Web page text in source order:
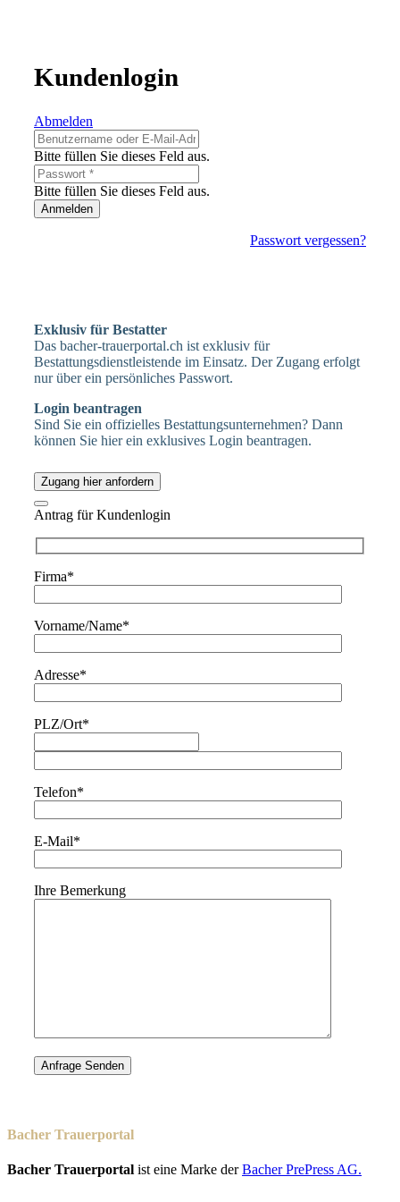
Kundenlogin
Abmelden
Bitte füllen Sie dieses Feld aus.
Bitte füllen Sie dieses Feld aus.
Anmelden
Passwort vergessen?
Exklusiv für Bestatter
Das bacher-trauerportal.ch ist exklusiv für
Bestattungsdienstleistende im Einsatz. Der Zugang erfolgt
nur über ein persönliches Passwort.
Login beantragen
Sind Sie ein offizielles Bestattungsunternehmen? Dann
können Sie hier ein exklusives Login beantragen.
Zugang hier anfordern
Antrag für Kundenlogin
Firma*
Vorname/Name*
Adresse*
PLZ/Ort*
Telefon*
E-Mail*
Ihre Bemerkung
Bacher Trauerportal
Bacher Trauerportal ist eine Marke derBacher PrePress AG.